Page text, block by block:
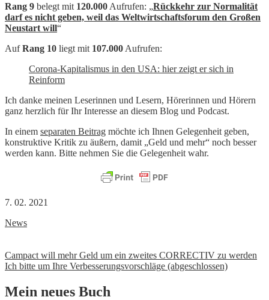
Rang 9 belegt mit 120.000 Aufrufen: „Rückkehr zur Normalität
darf es nicht geben, weil das Weltwirtschaftsforum den Großen
Neustart will“
AufRang 10 liegt mit 107.000 Aufrufen:
Corona-Kapitalismus in den USA: hier zeigt er sich in
Reinform
Ich danke meinen Leserinnen und Lesern, Hörerinnen und Hörern
ganz herzlich für Ihr Interesse an diesem Blog und Podcast.
In einem separaten Beitrag möchte ich Ihnen Gelegenheit geben,
konstruktive Kritik zu äußern, damit „Geld und mehr“ noch besser
werden kann. Bitte nehmen Sie die Gelegenheit wahr.
7. 02. 2021
News
Beitrags-
Navigation
Campact will mehr Geld um ein zweites CORRECTIV zu werden
Ich bitte um Ihre Verbesserungsvorschläge (abgeschlossen)
Mein neues Buch